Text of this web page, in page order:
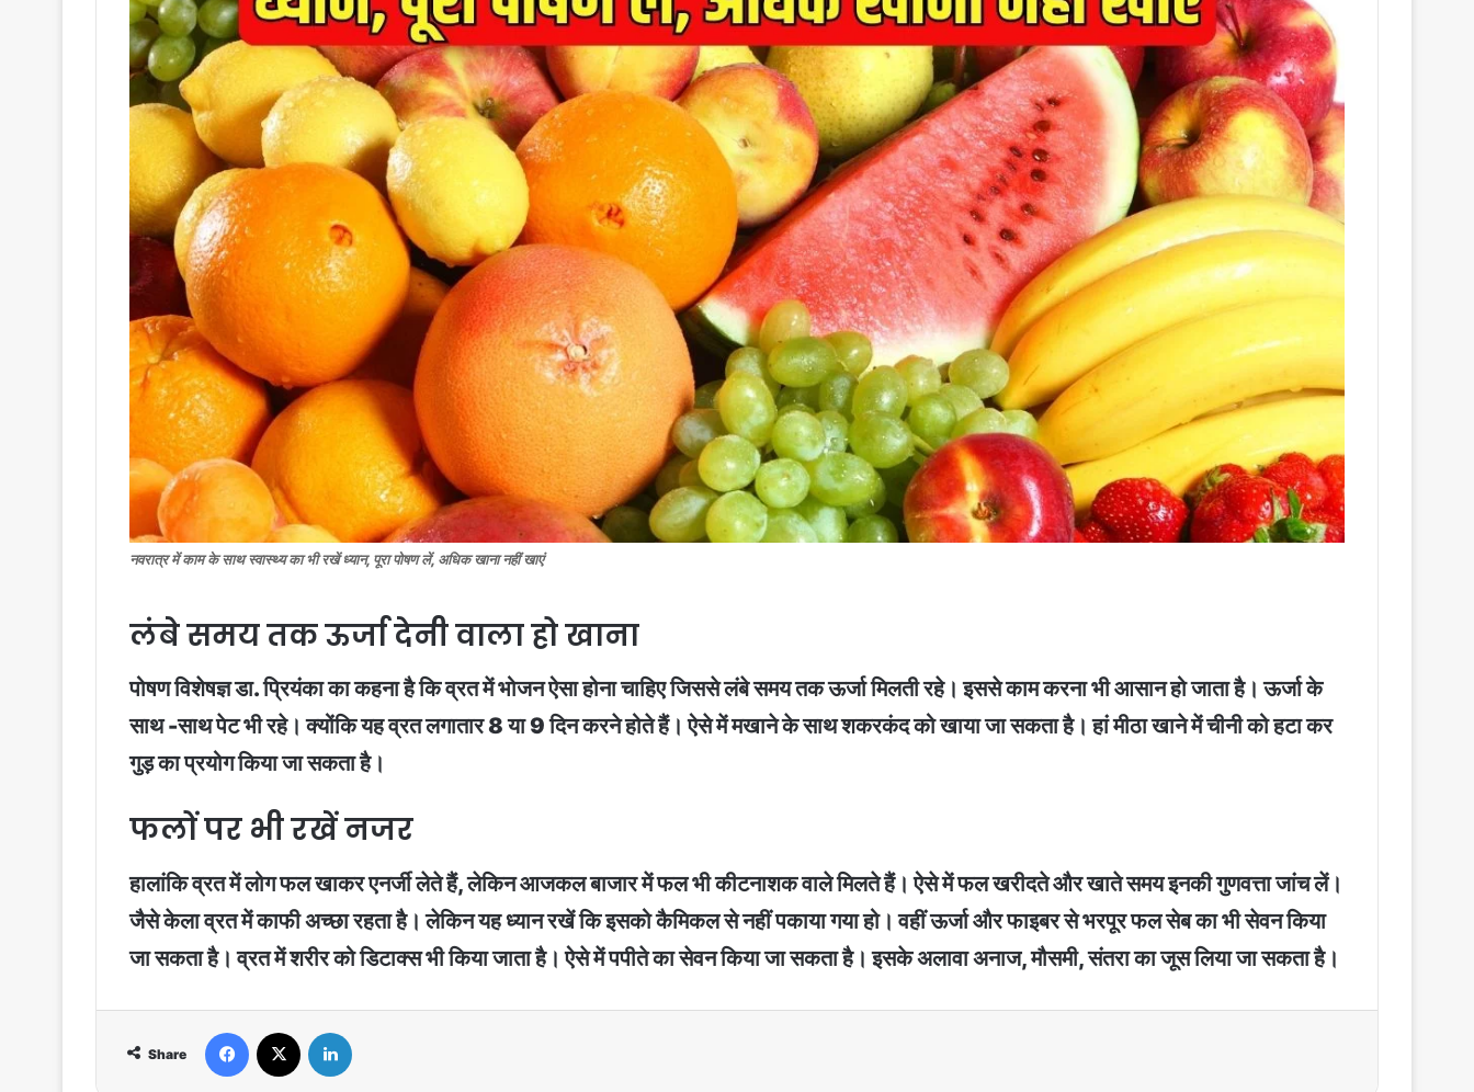
नवरात्र में काम के साथ स्वास्थ्य का भी रखें ध्यान, पूरा पोषण लें, अधिक खाना नहीं खाएं
लंबे समय तक ऊर्जा देनी वाला हो खाना
पोषण विशेषज्ञ डा. प्रियंका का कहना है कि व्रत में भोजन ऐसा होना चाहिए जिससे लंबे समय तक ऊर्जा मिलती रहे। इससे काम करना भी आसान हो जाता है। ऊर्जा के
साथ -साथ पेट भी रहे। क्योंकि यह व्रत लगातार 8 या 9 दिन करने होते हैं। ऐसे में मखाने के साथ शकरकंद को खाया जा सकता है। हां मीठा खाने में चीनी को हटा कर
गुड़ का प्रयोग किया जा सकता है।
फलों पर भी रखें नजर
हालांकि व्रत में लोग फल खाकर एनर्जी लेते हैं, लेकिन आजकल बाजार में फल भी कीटनाशक वाले मिलते हैं। ऐसे में फल खरीदते और खाते समय इनकी गुणवत्ता जांच लें।
जैसे केला व्रत में काफी अच्छा रहता है। लेकिन यह ध्यान रखें कि इसको कैमिकल से नहीं पकाया गया हो। वहीं ऊर्जा और फाइबर से भरपूर फल सेब का भी सेवन किया
जा सकता है। व्रत में शरीर को डिटाक्स भी किया जाता है। ऐसे में पपीते का सेवन किया जा सकता है। इसके अलावा अनाज, मौसमी, संतरा का जूस लिया जा सकता है।
Share
Facebook